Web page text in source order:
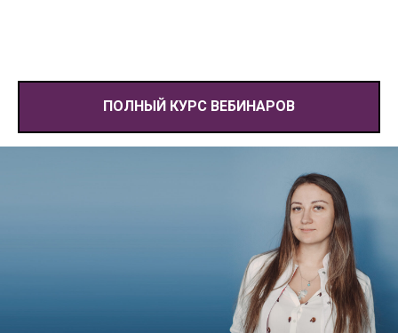
ПОЛНЫЙ КУРС ВЕБИНАРОВ